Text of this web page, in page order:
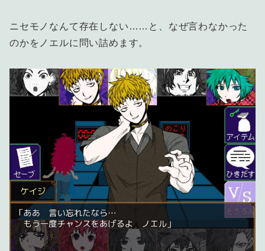
ニセモノなんて存在しない……と、なぜ言わなかった
のかをノエルに問い詰めます。